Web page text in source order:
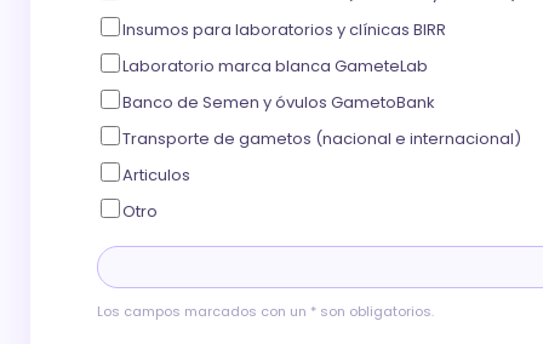
Insumos para laboratorios y clínicas BIRR
Laboratorio marca blanca GameteLab
Banco de Semen y óvulos GametoBank
Transporte de gametos (nacional e internacional)
Articulos
Otro
Los campos marcados con un * son obligatorios.